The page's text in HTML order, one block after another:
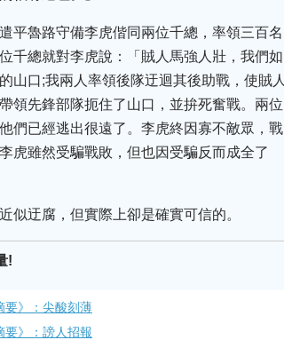
平魯路守備李虎偕同兩位千總，率領三百名
千總就對李虎說：「賊人馬強人壯，我們如
山口;我兩人率領後隊迂迴其後助戰，使賊人
領先鋒部隊扼住了山口，並拚死奮戰。兩位
們已經逃出很遠了。李虎終因寡不敵眾，戰
虎雖然受騙戰敗，但也因受騙反而成全了
似迂腐，但實際上卻是確實可信的。
!
要》：尖酸刻薄
要》：謗人招報